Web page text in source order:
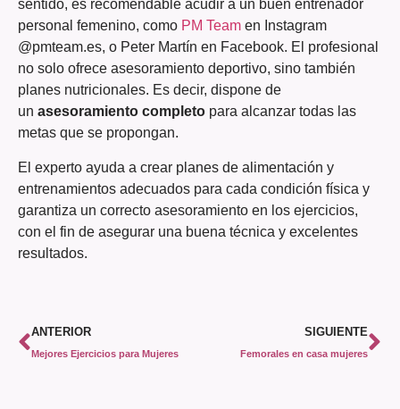
sentido, es recomendable acudir a un buen entrenador
personal femenino, como PM Team en Instagram
@pmteam.es, o Peter Martín en Facebook. El profesional
no solo ofrece asesoramiento deportivo, sino también
planes nutricionales. Es decir, dispone de
un asesoramiento completo para alcanzar todas las
metas que se propongan.
El experto ayuda a crear planes de alimentación y
entrenamientos adecuados para cada condición física y
garantiza un correcto asesoramiento en los ejercicios,
con el fin de asegurar una buena técnica y excelentes
resultados.
ANTERIOR
Mejores Ejercicios para Mujeres
SIGUIENTE
Femorales en casa mujeres